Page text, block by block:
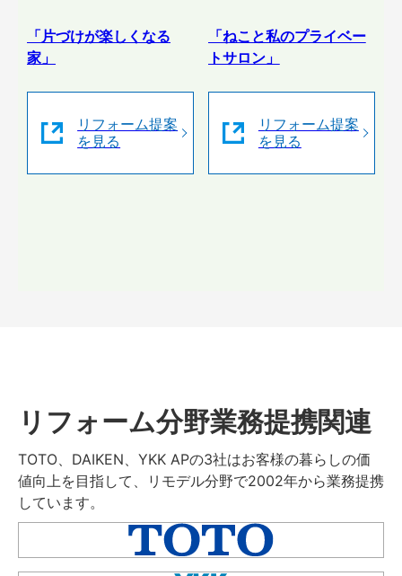
「片づけが楽しくなる
家」
リフォーム提案
を見る
「ねこと私のプライベー
トサロン」
リフォーム提案
を見る
リフォーム分野業務提携関連
TOTO、DAIKEN、YKK APの3社はお客様の暮らしの価
値向上を目指して、リモデル分野で2002年から業務提携
しています。